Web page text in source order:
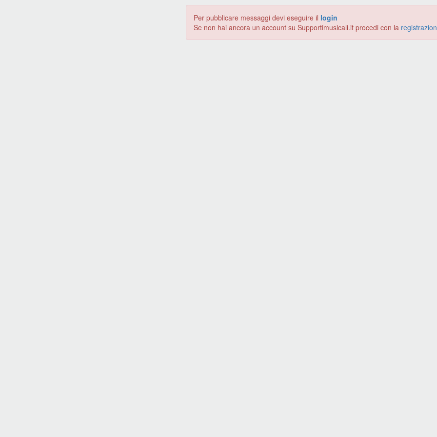
Per pubblicare messaggi devi eseguire il login
Se non hai ancora un account su Supportimusicali.it procedi con la